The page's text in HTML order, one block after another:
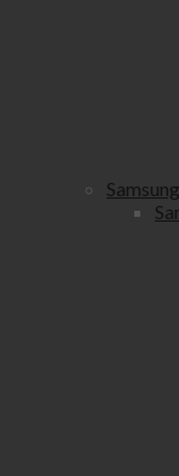
Samsung